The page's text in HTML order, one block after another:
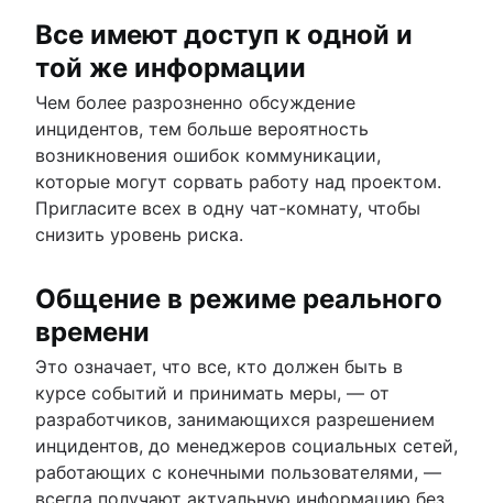
Все имеют доступ к одной и
той же информации
Чем более разрозненно обсуждение
инцидентов, тем больше вероятность
возникновения ошибок коммуникации,
которые могут сорвать работу над проектом.
Пригласите всех в одну чат-комнату, чтобы
снизить уровень риска.
Общение в режиме реального
времени
Это означает, что все, кто должен быть в
курсе событий и принимать меры, — от
разработчиков, занимающихся разрешением
инцидентов, до менеджеров социальных сетей,
работающих с конечными пользователями, —
всегда получают актуальную информацию без